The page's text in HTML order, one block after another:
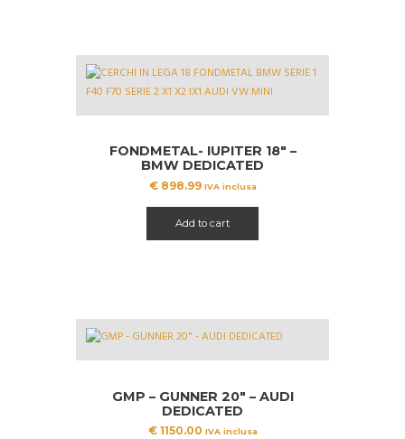
FONDMETAL- IUPITER 18″ –
BMW DEDICATED
€898.99 IVA inclusa
Add to cart
GMP – GUNNER 20″ – AUDI
DEDICATED
€1150.00 IVA inclusa